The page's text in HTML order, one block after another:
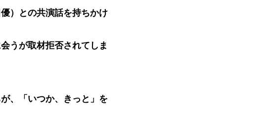
）との共演話を持ちかけ
うが取材拒否されてしま
、「いつか、きっと」を